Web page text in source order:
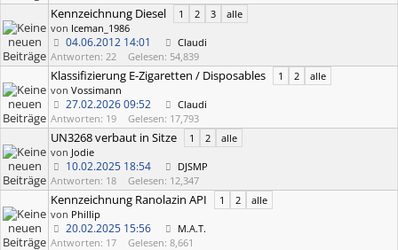
Kennzeichnung Diesel 1 2 3
alle
von Iceman_1986
04.06.2012 14:01
Claudi
Antworten: 22
Gelesen: 54,839
Klassifizierung E-Zigaretten / Disposables 1 2
alle
von Vossimann
27.02.202609:52
Claudi
Antworten: 19
Gelesen: 17,793
UN3268 verbaut in Sitze 1 2
alle
von Jodie
10.02.2025 18:54
DJSMP
Antworten: 18
Gelesen: 12,347
Kennzeichnung Ranolazin API 1 2
alle
von Phillip
20.02.2025 15:56
M.A.T.
Antworten: 17
Gelesen: 8,661